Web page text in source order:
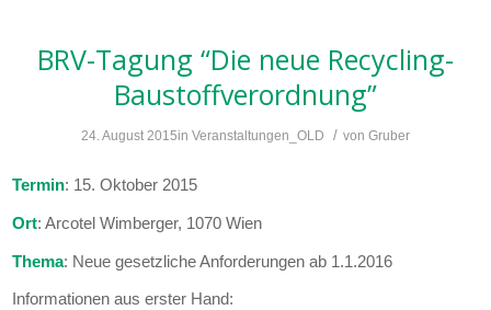
BRV-Tagung “Die neue Recycling-
Baustoffverordnung”
24. August 2015in Veranstaltungen_OLD / von Gruber
Termin: 15. Oktober 2015
Ort: Arcotel Wimberger, 1070 Wien
Thema: Neue gesetzliche Anforderungen ab 1.1.2016
Informationen aus erster Hand: